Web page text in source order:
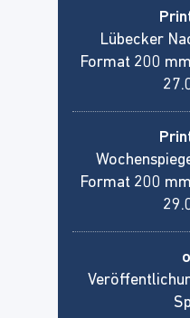
Lübecker
Format 200
Format 200